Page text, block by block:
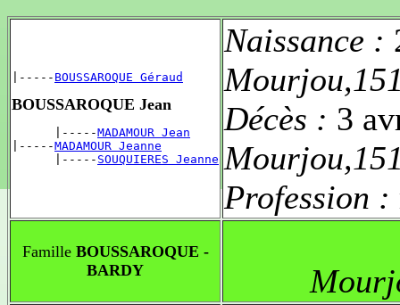
|----- BOUSSAROQUE Géraud
BOUSSAROQUE Jean
      |-----
MADAMOUR Jean
|-----MADAMOUR Jeanne
      |-----
SOUQUIERES Jeanne
Naissance :
Décès : 3
Profession :
FamilleBOUSSAROQUE -
BARDY